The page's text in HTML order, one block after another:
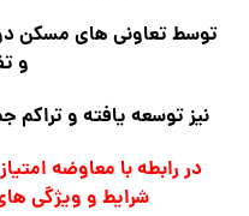
توسط تعاونی های مسکن
و
نیز توسعه یافته و
شرایط و ویژگی